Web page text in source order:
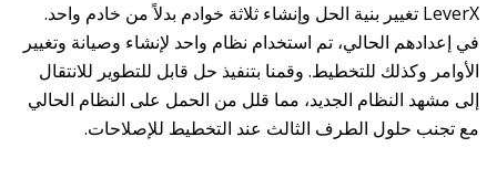
LeverX تغيير بنية الحل وإنشاء ثلاثة خوادم بدلاً من خادم واحد.
في إعدادهم الحالي، تم استخدام نظام واحد لإنشاء وصيانة وتغيير
الأوامر وكذلك للتخطيط. وقمنا بتنفيذ حل قابل للتطوير للانتقال
إلى مشهد النظام الجديد، مما قلل من الحمل على النظام الحالي
مع تجنب حلول الطرف الثالث عند التخطيط للإصلاحات.